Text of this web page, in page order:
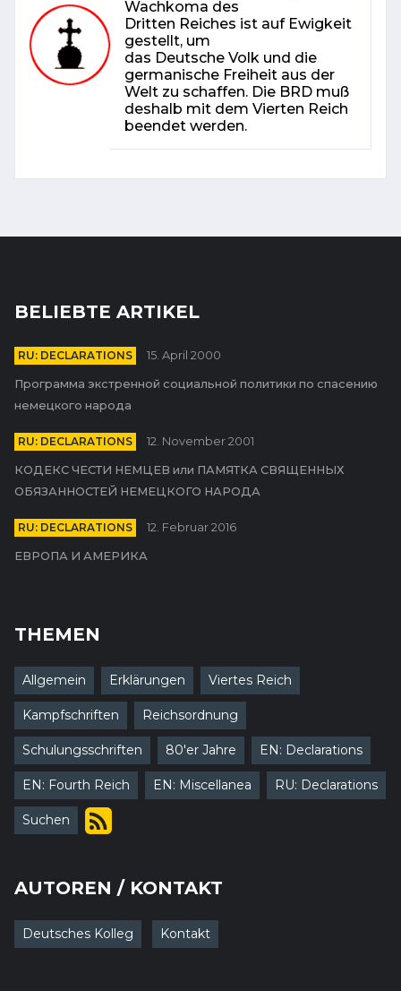
Wachkoma des
Dritten Reiches ist auf Ewigkeit
gestellt, um
das Deutsche Volk und die
germanische Freiheit aus der
Welt zu schaffen. Die BRD muß
deshalb mit dem Vierten Reich
beendet werden.
BELIEBTE ARTIKEL
RU: DECLARATIONS 15. April 2000
Программа экстренной социальной политики по спасению
немецкого народа
RU: DECLARATIONS 12. November 2001
КОДЕКС ЧЕСТИ НЕМЦЕВ или ПАМЯТКА СВЯЩЕННЫХ
ОБЯЗАННОСТЕЙ НЕМЕЦКОГО НАРОДА
RU: DECLARATIONS 12. Februar 2016
ЕВРОПА И АМЕРИКА
THEMEN
Allgemein Erklärungen Viertes Reich
Kampfschriften Reichsordnung
Schulungsschriften 80'er Jahre EN: Declarations
EN: Fourth Reich EN: Miscellanea RU: Declarations
Suchen
AUTOREN / KONTAKT
Deutsches Kolleg Kontakt